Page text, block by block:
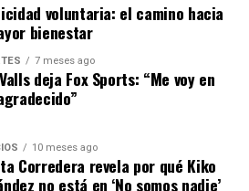
advertido que la inflación podría
de año, lo que podría afectar el
hogares.
política y las tensiones
podrían influir en el ritmo de
el gobierno español ha
estructurales y ha
voluntaria: el camino hacia
bienestar
7 meses ago
deja Fox Sports: “Me voy en
10 meses ago
Corredera revela por qué Kiko
no está en ‘No somos nadie’